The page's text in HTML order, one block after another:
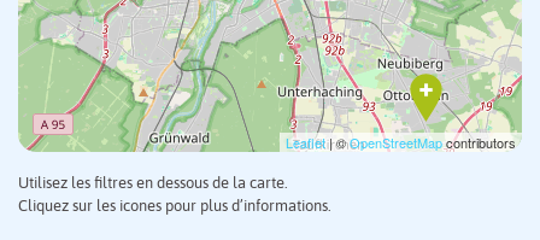
Leaflet| ©OpenStreetMapcontributors
Utilisez les filtres en dessous de la carte.
Cliquez sur les icones pour plus d’informations.